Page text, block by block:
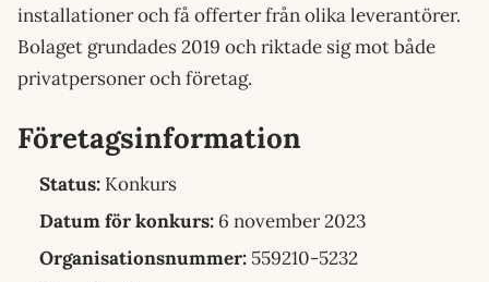
installationer och få offerter från olika leverantörer.
Bolaget grundades 2019 och riktade sig mot både
privatpersoner och företag.
Företagsinformation
Status: Konkurs
Datum för konkurs: 6 november 2023
Organisationsnummer: 559210-5232